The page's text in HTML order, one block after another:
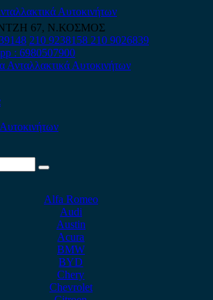
67, Ν.ΚΟΣΜΟΣ
210 9238158 210 9026839
: 6980507900
Alfa Romeo
Audi
Austin
Acura
BMW
BYD
Chery
Chevrolet